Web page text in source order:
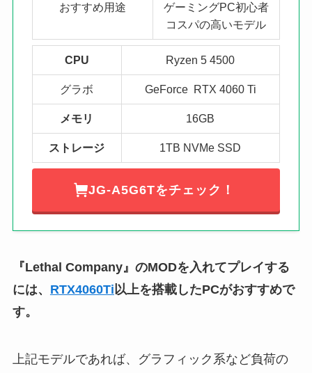
おすすめ用途
ゲーミングPC初心者
コスパの高いモデル
CPU Ryzen 5 4500
グラボ GeForce RTX 4060 Ti
メモリ 16GB
ストレージ 1TB NVMe SSD
JG-A5G6Tをチェック！
『Lethal Company』のMODを入れてプレイする
には、 RTX4060Ti 以上を搭載したPCがおすすめで
す。
上記モデルであれば、グラフィック系など負荷の